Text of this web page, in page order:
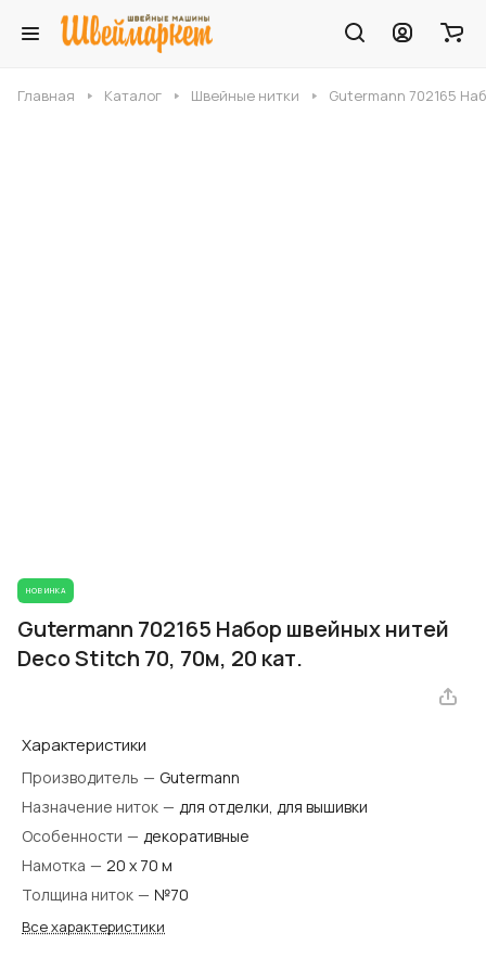
Главная Каталог Швейные нитки Gutermann 702165
НОВИНКА
Gutermann 702165 Набор швейных нитей
Deco Stitch 70, 70м, 20 кат.
Характеристики
Производитель — Gutermann
Назначение ниток — для отделки, для вышивки
Особенности — декоративные
Намотка — 20 х 70 м
Толщина ниток — №70
Все характеристики